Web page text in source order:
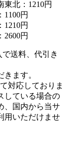
北：1210円
円
円
円
送料、代引き
ます。
対応しておりま
している場合の
、国内から当サ
用いただけませ